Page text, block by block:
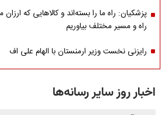
پزشکیان: راه ما را بسته‌اند و کالاهایی که ارزان
راه و مسیر مختلف بیاوریم
رایزنی نخست وزیر ارمنستان با الهام علی اف